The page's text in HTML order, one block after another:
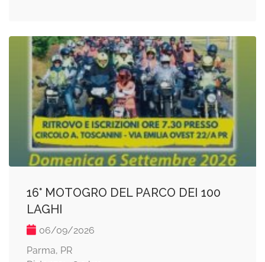
16° MOTOGRO DEL PARCO DEI 100
LAGHI
06/09/2026
Parma, PR